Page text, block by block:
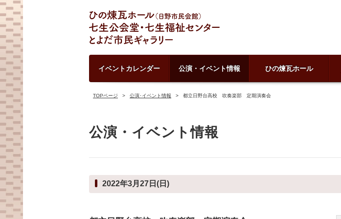
イベントカレンダー 公演・イベント情報 ひの煉瓦ホール
TOPページ 公演･イベント情報 都立日野台高校 吹奏楽部 定期演奏会
公演・イベント情報
2022年3月27日(日)